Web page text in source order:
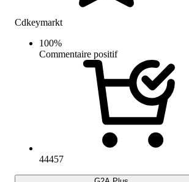
Cdkeymarkt
100%
Commentaire positif
44457